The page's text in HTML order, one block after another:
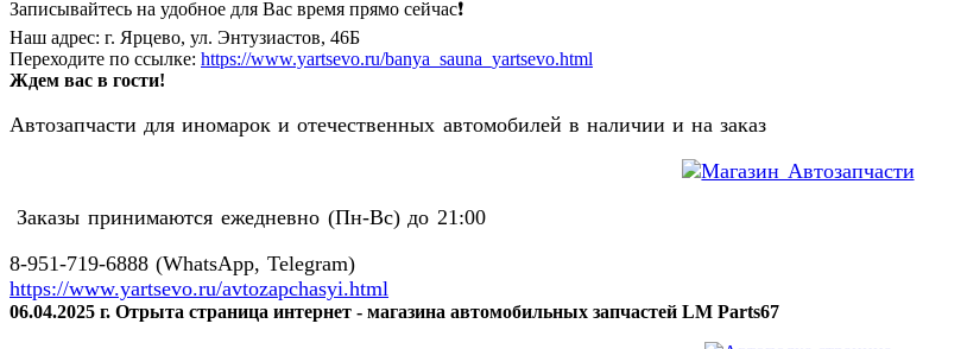
Записывайтесь на удобное для Вас время прямо сейчас❗️
Наш адрес: г. Ярцево, ул. Энтузиастов, 46Б
Переходите по ссылке: https://www.yartsevo.ru/banya_sauna_yartsevo.html
Ждем вас в гости!
Автозапчасти для иномарок и отечественных автомобилей в наличии и на заказ
Заказы принимаются ежедневно (Пн-Вс) до 21:00
8-951-719-6888 (WhatsApp, Telegram)
https://www.yartsevo.ru/avtozapchasyi.html
06.04.2025 г. Отрыта страница интернет - магазина автомобильных запчастей LM Parts67